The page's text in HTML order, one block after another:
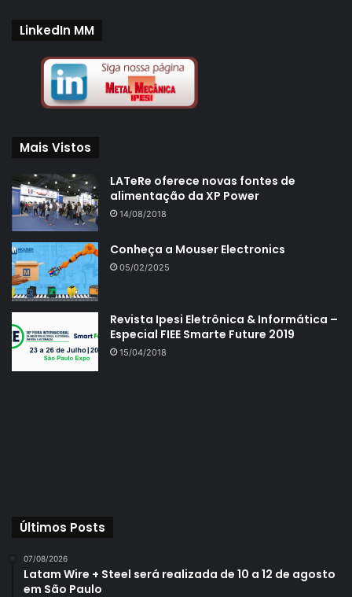
LinkedIn MM
Mais Vistos
LATeRe oferece novas fontes de
alimentação da XP Power
14/08/2018
Conheça a Mouser Electronics
05/02/2025
Revista Ipesi Eletrônica & Informática –
Especial FIEE Smarte Future 2019
15/04/2018
Últimos Posts
07/08/2026
Latam Wire + Steel será realizada de 10 a 12 de agosto
em São Paulo